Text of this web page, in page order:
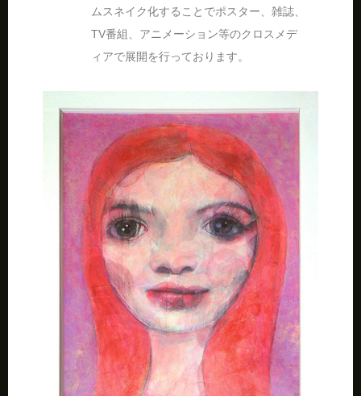
ムスネイク化することでポスター、雑誌、
TV番組、アニメーション等のクロスメデ
ィアで展開を行っております。